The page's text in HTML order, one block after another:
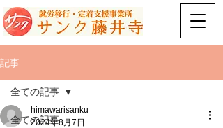
記事
全ての記事
全ての記事
himawarisanku
2024年8月7日